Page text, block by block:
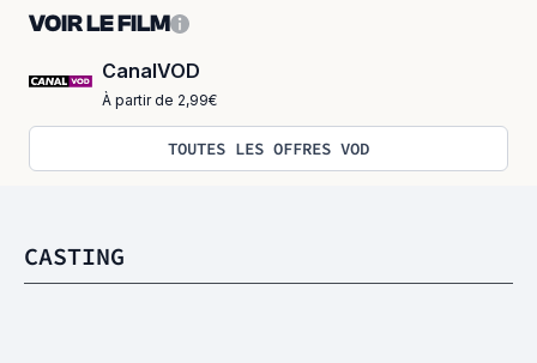
VOIR LE FILM
CanalVOD
À partir de 2,99€
TOUTES LES OFFRES VOD
CASTING